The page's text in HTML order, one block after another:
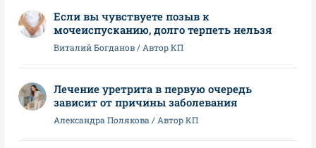
Если вы чувствуете позыв к
мочеиспусканию, долго терпеть нельзя
Виталий Богданов / Автор КП
Лечение уретрита в первую очередь
зависит от причины заболевания
Александра Полякова / Автор КП